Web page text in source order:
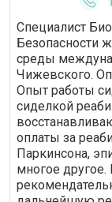
Специалист
Безопасности
среды
Чижевского.
Опыт работы
сиделкой
оплаты за
Паркинсона,
многое